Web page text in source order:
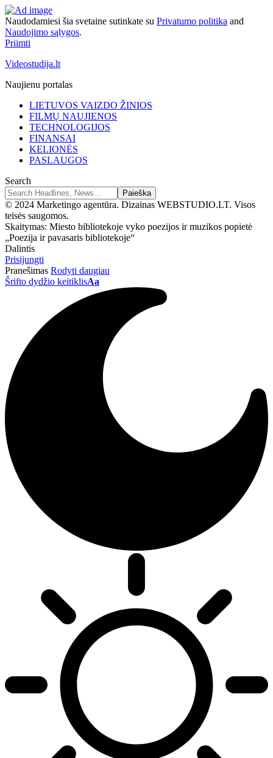
Naudodamiesi šia svetaine sutinkate su Privatumo politika and
Naudojimo sąlygos.
Priimti
Videostudija.lt
Naujienu portalas
LIETUVOS VAIZDO ŽINIOS
FILMŲ NAUJIENOS
TECHNOLOGIJOS
FINANSAI
KELIONĖS
PASLAUGOS
Search
© 2024 Marketingo agentūra. Dizainas WEBSTUDIO.LT. Visos
teisės saugomos.
Skaitymas: Miesto bibliotekoje vyko poezijos ir muzikos popietė
„Poezija ir pavasaris bibliotekoje“
Dalintis
Prisijungti
Pranešimas Rodyti daugiau
Šrifto dydžio keitiklisAa